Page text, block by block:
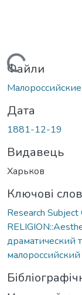
Вантажиться...
Файли
Дата
1881-12-19
Видавець
Харьков
Ключові
Research
драматический
малороссийский